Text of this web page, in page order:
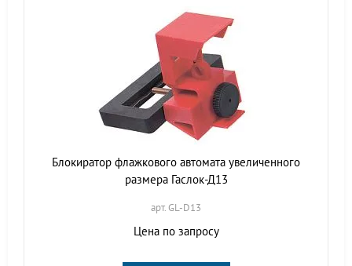
Блокиратор флажкового автомата увеличенного
размера Гаслок-Д13
арт. GL-D13
Цена по запросу